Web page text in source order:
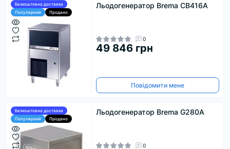
Безкоштовна доставка
Популярний
Продано
Льодогенератор Brema CB416A
0
49 846 грн
Повідомити мене
Безкоштовна доставка
Популярний
Продано
Льодогенератор Brema G280A
0